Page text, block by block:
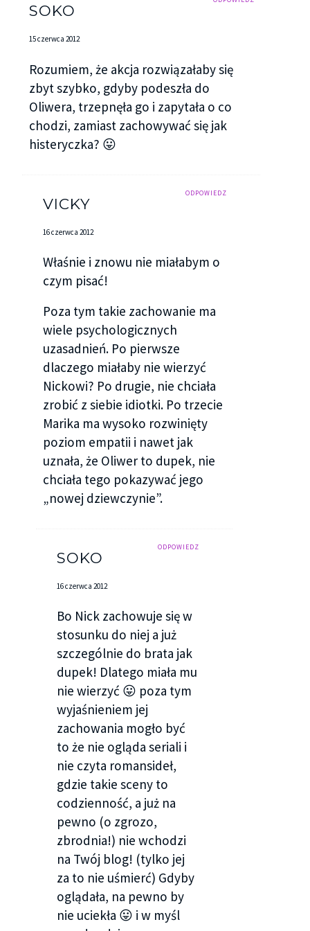
mnie porozumiewawczo.
Wytrzeszczyłam na niego oczy.
– Jesteście bliźniakami? – zapytałam głupio.
– Mhm – przytaknął – jednojajowymi, od urodzenia
– dodał z szelmowskim uśmiechem.
Natychmiast poprawił mi się humor.
odrobinę – nie miałam pojęcia, że on ma brata.
– Jak się poznaliście? – spytał, a ja zdałam sobie
Dopiero, kiedy na nią spojrzałam, zabrał swoją
– Wczoraj wieczorem, na imprezie – wyjaśniłam
zakłopotana.
Uśmiechnął się jeszcze szerzej.
– Nigdy bym nie przypuszczał, że mojego brata na
to stać, zazwyczaj to raczej moje dziewczyny
zaczepiają jego – oznajmił arogancko. – Chodź –
pociągnął mnie za sobą. Zrobimy mu
niespodziankę. Jak ty w ogóle masz na imię?
– Miło cię poznać, Mariko – wyszczerzył w
uśmiechu białe zęby.
Nie zdążyłam zaprotestować. Nick pociągnął mnie
w kierunku pensjonatu, sąsiadującego z tym, w
którym mieszkały moje koleżanki. Zaprowadził
mnie prosto do podwójnego pokoju. Zobaczyłam
Oliwera. Nie miał na sobie koszulki, a ja na ten
widok natychmiast poczułam, jak w nierównym
rytmie przyspiesza moje serce. W brzuchu miałam
stado wściekłych motyli. Siedział przy okrągłym,
niewielkim stole i wpatrywał się w leżący na blacie
telefon. Na nasz widok zerwał się z miejsca. Jego
twarz odrobinę poszarzała, ale Nick tego nie
zauważył lub udawał, że tego nie widzi.
– Poznaj moją dziewczynę, Marikę – szelmowsko
uśmiechnął się do brata, obejmując mnie
ramieniem i przyciągając do siebie.
– Hej! – zaprotestowałam, wyrywając mu się.
Zawstydzona spojrzałam na Oliwera, a potem
SOKO
15 czerwca 2012
Rozumiem, że akcja rozwiązałaby się
zbyt szybko, gdyby podeszła do
Oliwera, trzepnęła go i zapytała o co
chodzi, zamiast zachowywać się jak
histeryczka? 😛
ODPOWIEDZ
VICKY
16 czerwca 2012
Właśnie i znowu nie miałabym o
czym pisać!
Poza tym takie zachowanie ma
wiele psychologicznych
uzasadnień. Po pierwsze
dlaczego miałaby nie wierzyć
Nickowi? Po drugie, nie chciała
zrobić z siebie idiotki. Po trzecie
Marika ma wysoko rozwinięty
poziom empatii i nawet jak
uznała, że Oliwer to dupek, nie
chciała tego pokazywać jego
„nowej dziewczynie”.
ODPOWIEDZ
SOKO
16 czerwca 2012
Bo Nick zachowuje się w
stosunku do niej a już
szczególnie do brata jak
dupek! Dlatego miała mu
nie wierzyć 😛 poza tym
wyjaśnieniem jej
zachowania mogło być
to że nie ogląda seriali i
nie czyta romansideł,
gdzie takie sceny to
codzienność, a już na
pewno (o zgrozo,
zbrodnia!) nie wchodzi
na Twój blog! (tylko jej
za to nie uśmierć) Gdyby
oglądała, na pewno by
nie uciekła 😛 i w myśl